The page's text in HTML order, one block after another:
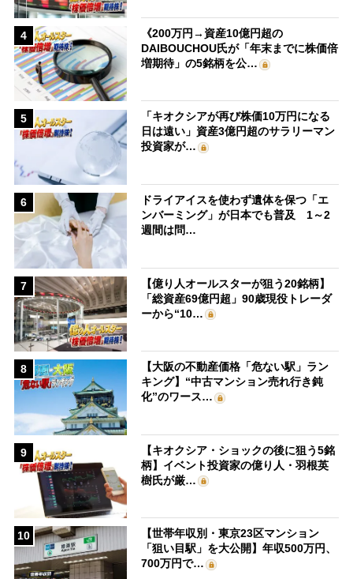
4
《200万円→資産10億円超の
DAIBOUCHOU氏が「年末までに株価倍
増期待」の5銘柄を公…
5
「キオクシアが再び株価10万円になる
日は遠い」資産3億円超のサラリーマン
投資家が…
6
ドライアイスを使わず遺体を保つ「エ
ンバーミング」が日本でも普及 1～2
週間は問…
7
【億り人オールスターが狙う20銘柄】
「総資産69億円超」90歳現役トレーダ
ーから“10…
8
【大阪の不動産価格「危ない駅」ラン
キング】“中古マンション売れ行き鈍
化”のワース…
9
【キオクシア・ショックの後に狙う5銘
柄】イベント投資家の億り人・羽根英
樹氏が厳…
10
【世帯年収別・東京23区マンション
「狙い目駅」を大公開】年収500万円、
700万円で…